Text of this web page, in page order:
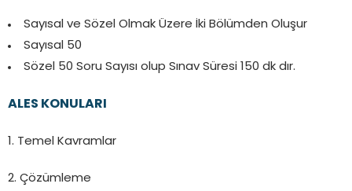
Sayısal ve Sözel Olmak Üzere İki Bölümden Oluşur
Sayısal 50
Sözel 50 Soru Sayısı olup Sınav Süresi 150 dk dır.
ALES KONULARI
1. Temel Kavramlar
2. Çözümleme